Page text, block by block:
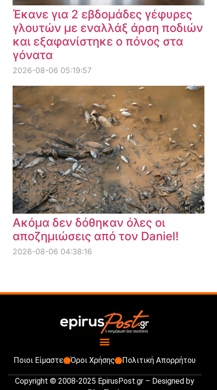
Έκανε για 2 εβδομάδες γέφυρες
γλουτών με εναλλάξ άρση ποδιών
και εξαφανίστηκε ο πόνος στα
γόνατα
2026-08-06 05:19:57
Ακόμα δεν δόθηκαν όλες οι
αποζημιώσεις από τον Daniel!
2026-08-06 04:38:16
Ποιοι Είμαστε Όροι Χρήσης Πολιτική Απορρήτου
Copyright © 2008-2025 EpirusPost.gr – Designed by